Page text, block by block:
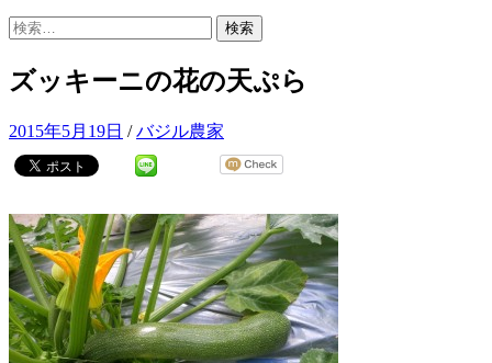
検
ズッキーニの花の天ぷら
2015年5月19日 /バジル農家